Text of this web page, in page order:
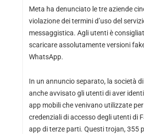
Meta ha denunciato le tre aziende
violazione dei termini d’uso del
messaggistica. Agli utenti è
scaricare assolutamente versioni
WhatsApp.
In un annuncio separato, la società
anche avvisato gli utenti di aver
app mobili che venivano utilizzate
credenziali di accesso degli utenti di
app di terze parti. Questi trojan, 355